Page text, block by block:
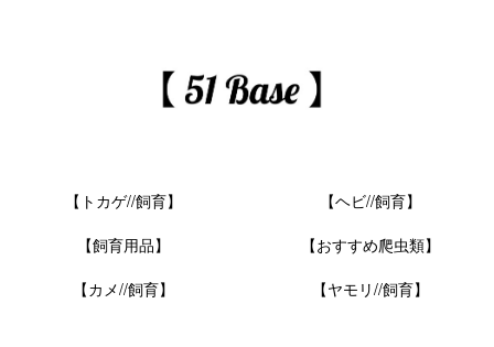
【トカゲ//飼育】
【ヘビ//飼育】
【飼育用品】
【おすすめ爬虫類】
【カメ//飼育】
【ヤモリ//飼育】